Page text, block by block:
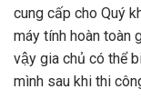
cung cấp cho Quý
máy tính hoàn toàn
vậy gia chủ có thể
mình sau khi thi